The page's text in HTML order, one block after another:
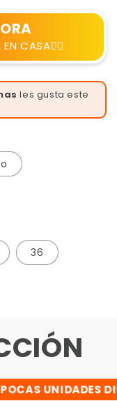
CASA👆🏻
les gusta este
36
UNIDADES